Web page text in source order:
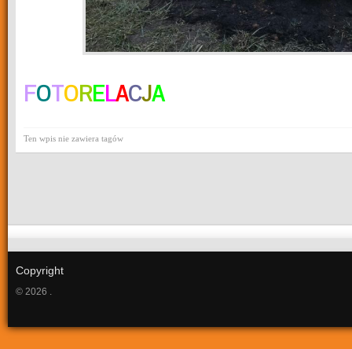
FOTORELACJA
Ten wpis nie zawiera tagów
Copyright
© 2026 .